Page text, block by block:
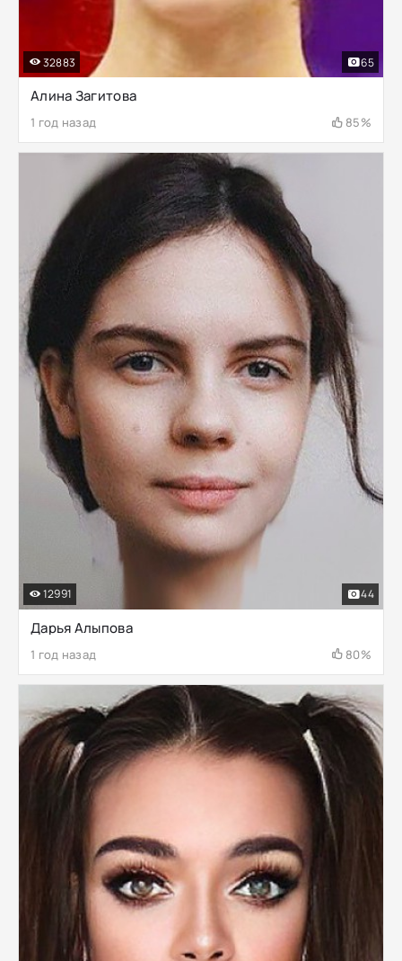
Алина Загитова
1 год назад 85%
32883 65
Дарья Алыпова
1 год назад 80%
12991 44